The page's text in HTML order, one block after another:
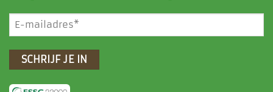
E-
mailadres
(Vereist)